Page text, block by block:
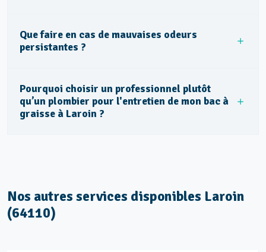
Que faire en cas de mauvaises odeurs
persistantes ?
Pourquoi choisir un professionnel plutôt
qu’un plombier pour l'entretien de mon bac à
graisse à Laroin ?
Nos autres services disponibles Laroin
(64110)